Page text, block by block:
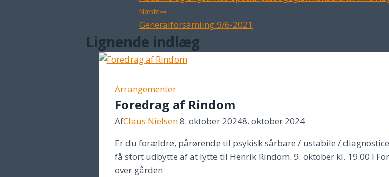
Næste
Generalforsamling 9/6-2021
Lignende indlæg
Arrangementer
Foredrag af Rindom
AfClaus Nielsen8. oktober 20248. oktober 2024
Er du forældre, pårørende til psykisk sårbare / ustabile /
få stort udbytte af at lytte til Henrik Rindom. 9. oktober kl. 19.00 I
over gården